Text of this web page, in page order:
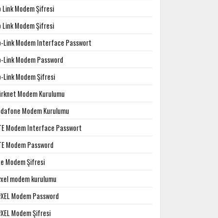
Link Modem Şifresi
Link Modem Şifresi
Link Modem Interface Passwort
Link Modem Password
Link Modem Şifresi
Modem Kurulumu
Modem Kurulumu
Modem Interface Passwort
Modem Password
Modem Şifresi
modem kurulumu
Modem Password
Modem Şifresi